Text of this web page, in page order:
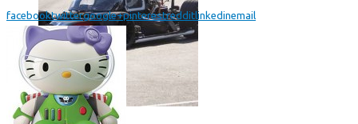
facebooktwittergoogle+pinterestredditlinkedinemail